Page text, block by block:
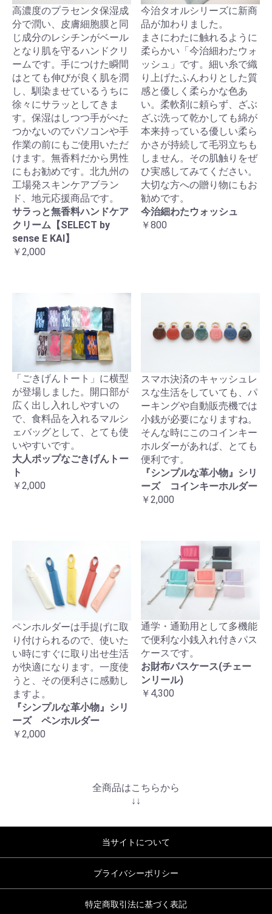
高濃度のプラセンタ保湿成
分で潤い、皮膚細胞膜と同
じ成分のレシチンがベール
となり肌を守るハンドクリ
ームです。手につけた瞬間
はとても伸びが良く肌を潤
し、馴染ませているうちに
徐々にサラッとしてきま
す。保湿はしつつ手がべた
つかないのでパソコンや手
作業の前にもご使用いただ
けます。無香料だから男性
にもお勧めです。北九州の
工場発スキンケアブラン
ド、地元応援商品です。
サラっと無香料ハンドケア
クリーム【SELECT by
sense E KAI】
￥2,000
今治タオルシリーズに新商
品が加わりました。
まさにわたに触れるように
柔らかい「今治細わたウォ
ッシュ」です。細い糸で織
り上げたふんわりとした質
感と優しく柔らかな色あ
い。柔軟剤に頼らず、ざぶ
ざぶ洗って乾かしても綿が
本来持っている優しい柔ら
かさが持続して毛羽立ちも
しません。その肌触りをぜ
ひ実感してみてください。
大切な方への贈り物にもお
勧めです。
今治細わたウォッシュ
￥800
「ごきげんトート」に横型
が登場しました。開口部が
広く出し入れしやすいの
で、食料品を入れるマルシ
ェバッグとして、とても使
いやすいです。
大人ポップなごきげんトー
ト
￥2,000
スマホ決済のキャッシュレ
スな生活をしていても、パ
ーキングや自動販売機では
小銭が必要になりますね。
そんな時にこのコインキー
ホルダーがあれば、とても
便利です。
『シンプルな革小物』シリ
ーズ コインキーホルダー
￥2,000
ペンホルダーは手提げに取
り付けられるので、使いた
い時にすぐに取り出せ生活
が快適になります。一度使
うと、その便利さに感動し
ますよ。
『シンプルな革小物』シリ
ーズ ペンホルダー
￥2,000
通学・通勤用として多機能
で便利な小銭入れ付きパス
ケースです。
お財布パスケース(チェー
ンリール)
￥4,300
全商品はこちらから
↓↓
当サイトについて
プライバシーポリシー
特定商取引法に基づく表記